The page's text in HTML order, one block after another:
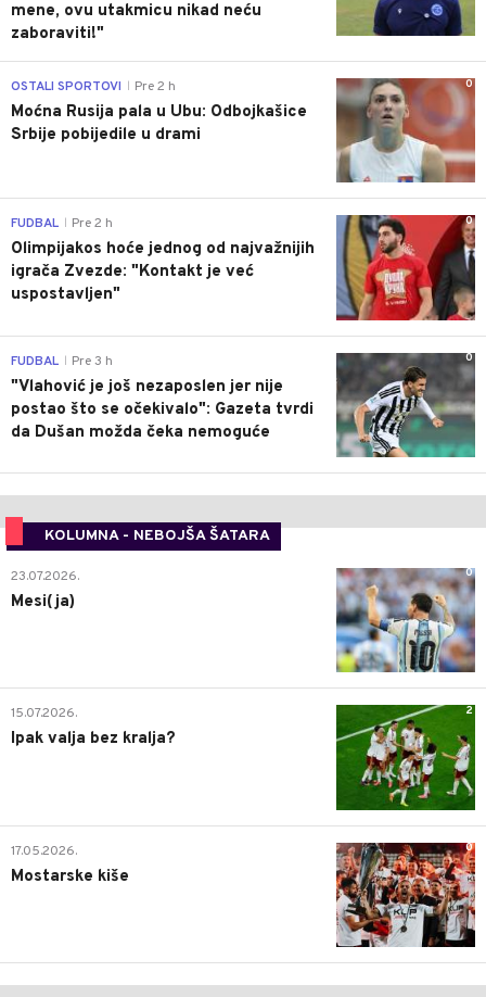
mene, ovu utakmicu nikad neću
zaboraviti!"
0
OSTALI SPORTOVI Pre 2 h
Moćna Rusija pala u Ubu: Odbojkašice
Srbije pobijedile u drami
0
FUDBAL Pre 2 h
Olimpijakos hoće jednog od najvažnijih
igrača Zvezde: "Kontakt je već
uspostavljen"
0
FUDBAL Pre 3 h
"Vlahović je još nezaposlen jer nije
postao što se očekivalo": Gazeta tvrdi
da Dušan možda čeka nemoguće
KOLUMNA - NEBOJŠA ŠATARA
0
23.07.2026.
Mesi(ja)
2
15.07.2026.
Ipak valja bez kralja?
0
17.05.2026.
Mostarske kiše